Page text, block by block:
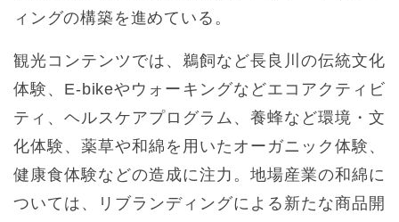
ィングの構築を進めている。
観光コンテンツでは、鵜飼など長良川の伝統文化
体験、E-bikeやウォーキングなどエコアクティビ
ティ、ヘルスケアプログラム、養蜂など環境・文
化体験、薬草や和綿を用いたオーガニック体験、
健康食体験などの造成に注力。地場産業の和綿に
ついては、リブランディングによる新たな商品開